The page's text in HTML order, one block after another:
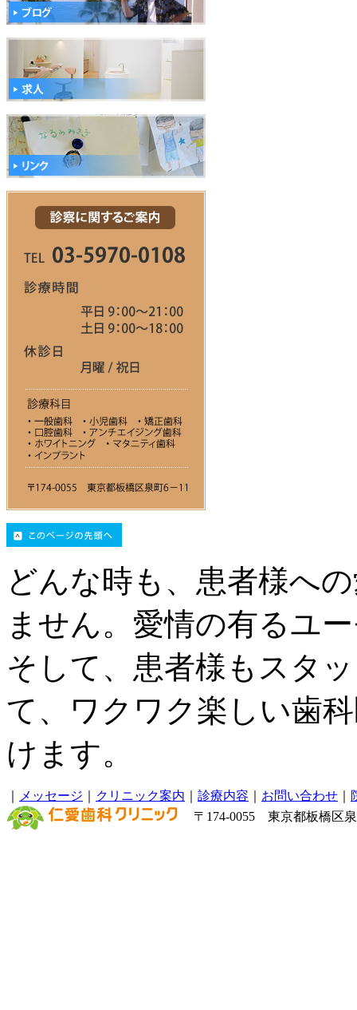
どんな時も、患者様へ
ません。愛情の有るユ
そして、患者様もスタ
て、ワクワク楽しい歯
けます。
メッセージ クリニック案内 診療内容 お問い合わせ
〒174-0055 東京都板橋区